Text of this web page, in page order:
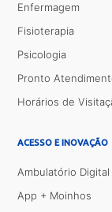
Enfermagem
Fisioterapia
Psicologia
Pronto
Horários de
ACESSO E INOVAÇÃO
Ambulatório Digital
App + Moinhos